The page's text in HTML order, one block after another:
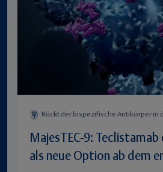
Rückt der bispezifische Antikörper in
MajesTEC-9:
als neue Option ab dem